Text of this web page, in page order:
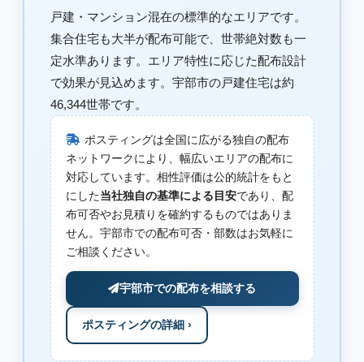
戸建・マンション混在の標準的なエリアです。
集合住宅も大半が配布可能で、世帯絶対数も一
定水準あります。エリア特性に応じた配布設計
で効果が見込めます。宇部市の戸建住宅は約
46,344世帯です。
ポスティングは全国に広がる独自の配布
ネットワークにより、幅広いエリアの配布に
対応しています。相性評価は公的統計をもと
にした当社独自の基準による目安であり、配
布可否やお見積りを確約するものではありま
せん。宇部市での配布可否・部数はお気軽に
ご相談ください。
宇部市での配布を相談する
ポスティングの詳細 ›